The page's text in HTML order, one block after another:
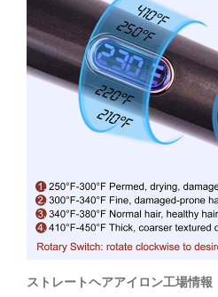
ストレートヘアアイロン工場情報